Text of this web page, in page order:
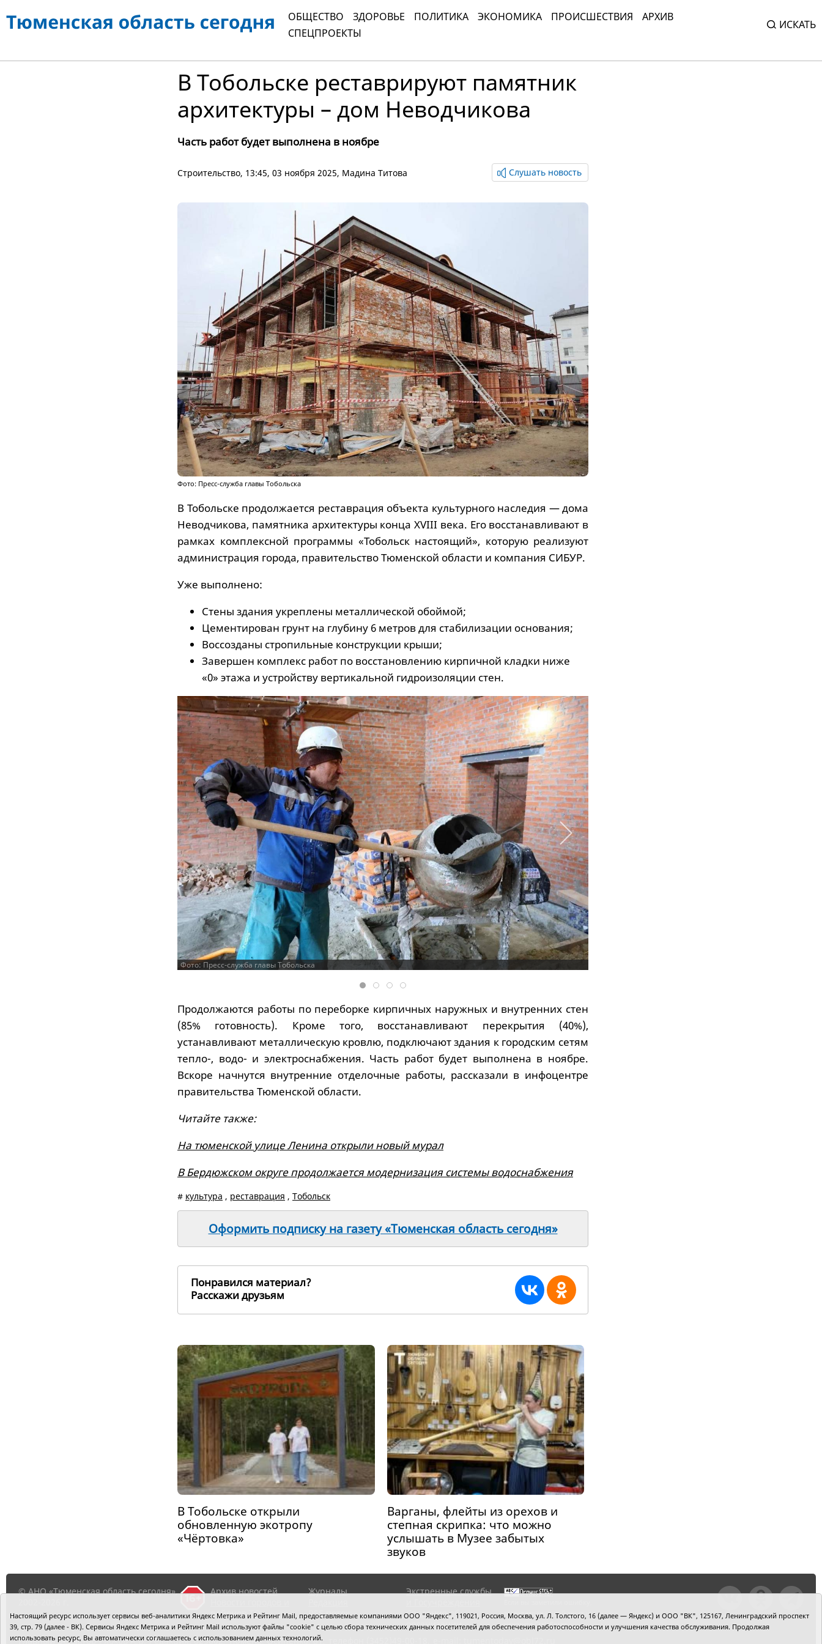
ОБЩЕСТВО ЗДОРОВЬЕ ПОЛИТИКА ЭКОНОМИКА ПРОИСШЕСТВИЯ
АРХИВ
СПЕЦПРОЕКТЫ
ИСКАТЬ
В Тобольске реставрируют памятник
архитектуры – дом Неводчикова
Часть работ будет выполнена в ноябре
Cтроительство, 13:45, 03 ноября 2025, Мадина Титова Слушать новость
Фото: Пресс-служба главы Тобольска
В Тобольске продолжается реставрация объекта культурного наследия — дома
Неводчикова, памятника архитектуры конца XVIII века. Его восстанавливают в
рамках комплексной программы «Тобольск настоящий», которую реализуют
администрация города, правительство Тюменской области и компания СИБУР.
Уже выполнено:
Стены здания укреплены металлической обоймой;
Цементирован грунт на глубину 6 метров для стабилизации основания;
Воссозданы стропильные конструкции крыши;
Завершен комплекс работ по восстановлению кирпичной кладки ниже
«0» этажа и устройству вертикальной гидроизоляции стен.
Фото: Пресс-служба главы Тобольска
Продолжаются работы по переборке кирпичных наружных и внутренних стен
(85% готовность). Кроме того, восстанавливают перекрытия (40%),
устанавливают металлическую кровлю, подключают здания к городским сетям
тепло-, водо- и электроснабжения. Часть работ будет выполнена в ноябре.
Вскоре начнутся внутренние отделочные работы, рассказали в инфоцентре
правительства Тюменской области.
Читайте также:
На тюменской улице Ленина открыли новый мурал
В Бердюжском округе продолжается модернизация системы водоснабжения
# культура , реставрация , Тобольск
Оформить подписку на газету «Тюменская область сегодня»
Понравился материал?
Расскажи друзьям
В Тобольске открыли
обновленную экотропу
«Чёртовка»
Варганы, флейты из орехов и
степная скрипка: что можно
услышать в Музее забытых
звуков
© АНО «Тюменская область сегодня»,
Архив новостей
районов ТО
Журналы
RSS поток
Экстренные службы
Сведения об
организации
выделите мышкой текст и
нажмитеCtrl+Enter
Главный редактор Рябков А.В. Редакция: 625002, Тюмень, Осипенко, 81,
Настоящий ресурс использует сервисы веб-аналитики Яндекс Метрика и Рейтинг Mail, предоставляемые компаниями ООО "Яндекс", 119021, Россия, Москва, ул. Л. Толстого, 16 (далее — Яндекс) и ООО "ВК", 125167, Ленинградский проспект
39, стр. 79 (далее - ВК). Сервисы Яндекс Метрика и Рейтинг Mail используют файлы "cookie" с целью сбора технических данных посетителей для обеспечения работоспособности и улучшения качества обслуживания. Продолжая
использовать ресурс, Вы автоматически соглашаетесь с использованием данных технологий.